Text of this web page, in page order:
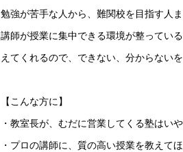
勉強が苦手な人から、難関校を目指す人
講師が授業に集中できる環境が整ってい
えてくれるので、できない、分からないを
【こんな方に】
・教室長が、むだに営業してくる塾はい
・プロの講師に、質の高い授業を教えて